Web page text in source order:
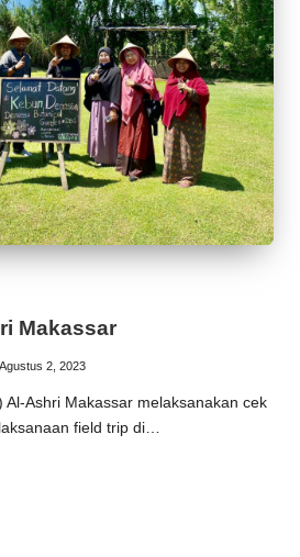
Makassar
Agustus 2, 2023
Al-Ashri Makassar melaksanakan cek
field trip di…